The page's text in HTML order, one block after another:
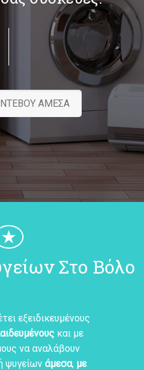
ΑΜΕΣΑ
★
Στο Βόλο
εξειδικευμένους
και με
να αναλάβουν
ψυγείων άμεσα, με